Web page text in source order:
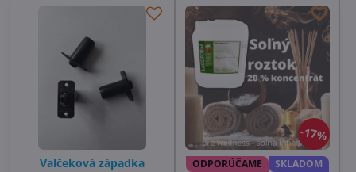
Valčeková západka
17%
ODPORÚČAME SKLADOM